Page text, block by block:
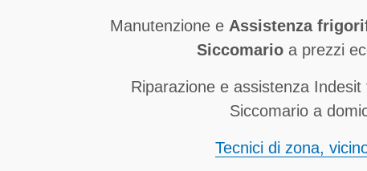
Manutenzione e Assistenza
Siccomarioa prezzi
Riparazione e assistenza
Siccomario a
Tecnici di zona,